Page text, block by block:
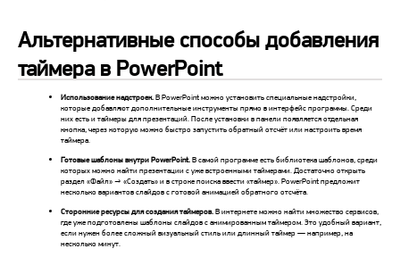
Альтернативные способы добавления
таймера в PowerPoint
Использование надстроек.В PowerPoint можно установить специальные надстройки,
которые добавляют дополнительные инструменты прямо в интерфейс программы. Среди
них есть и таймеры для презентаций. После установки в панели появляется отдельная
кнопка, через которую можно быстро запустить обратный отсчёт или настроить время
таймера.
Готовые шаблоны внутри PowerPoint.В самой программе есть библиотека шаблонов, среди
которых можно найти презентации с уже встроенными таймерами. Достаточно открыть
раздел «Файл» → «Создать» и в строке поиска ввести «таймер». PowerPoint предложит
несколько вариантов слайдов с готовой анимацией обратного отсчёта.
Сторонние ресурсы для создания таймеров.В интернете можно найти множество сервисов,
где уже подготовлены шаблоны слайдов с анимированным таймером. Это удобный вариант,
если нужен более сложный визуальный стиль или длинный таймер — например, на
несколько минут.